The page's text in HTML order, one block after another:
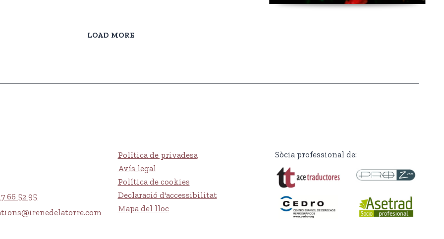
LOAD MORE
66 52 95
Política de privadesa
Avís legal
Política de cookies
Declaració d'accessibilitat
Mapa del lloc
Sòcia professional de: